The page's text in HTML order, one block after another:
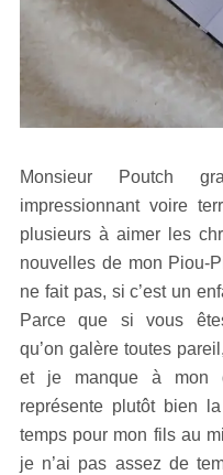
Monsieur Poutch
impressionnant voire
plusieurs à aimer les
nouvelles de mon Piou-
ne fait pas, si c’est un
Parce que si vous
qu’on galère toutes
et je manque à mon
représente plutôt bien
temps pour mon fils au
je n’ai pas assez de